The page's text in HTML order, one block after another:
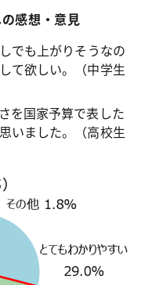
感想・意見
でも上がりそうなの
て欲しい。（中学生
を国家予算で表した
いました。（高校生